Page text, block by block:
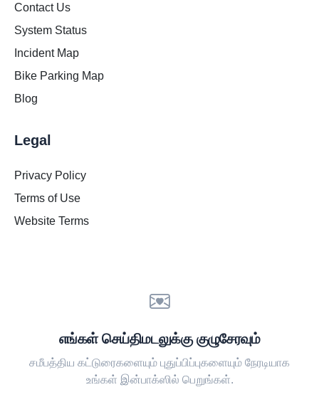
Contact Us
System Status
Incident Map
Bike Parking Map
Blog
Legal
Privacy Policy
Terms of Use
Website Terms
எங்கள் செய்திமடலுக்கு குழுசேரவும்
சமீபத்திய கட்டுரைகளையும் புதுப்பிப்புகளையும் நேரடியாக
உங்கள் இன்பாக்ஸில் பெறுங்கள்.